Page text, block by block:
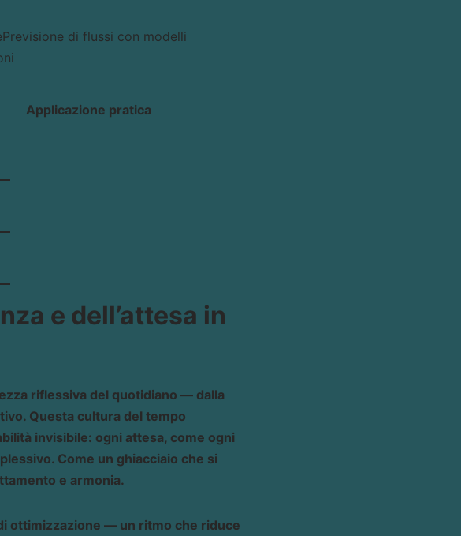
Previsione di flussi con modelli
Applicazione pratica
e dell’attesa in
riflessiva del quotidiano — dalla
Questa cultura del tempo
invisibile: ogni attesa, come ogni
Come un ghiacciaio che si
e armonia.
ottimizzazione — un ritmo che riduce